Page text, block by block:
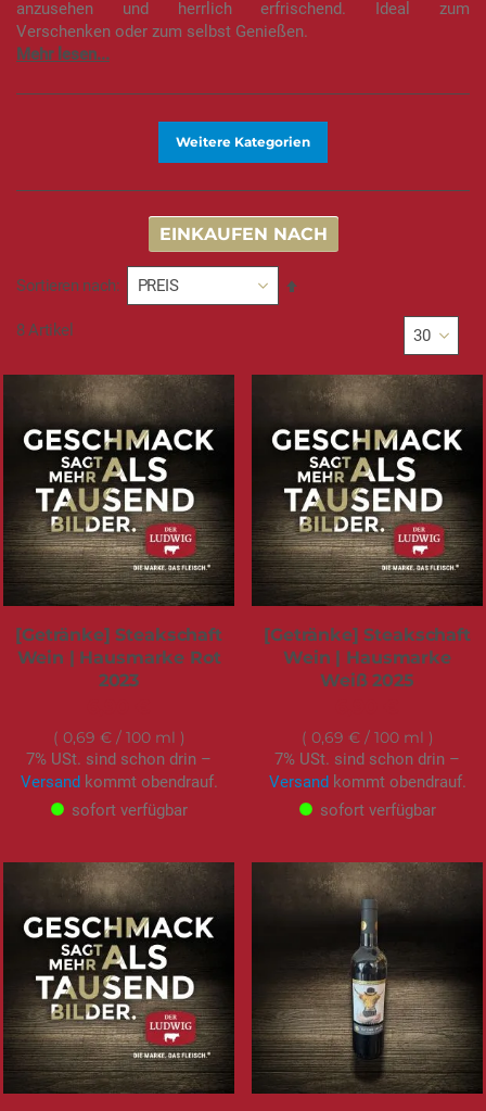
anzusehen und herrlich erfrischend. Ideal zum
Verschenken oder zum selbst Genießen.
Weitere Kategorien
EINKAUFEN NACH
Sortieren nach
In
8Artikel
[Getränke] Steakschaft
Wein | Hausmarke Rot
2023
0,69 €/ 100 ml
7% USt. sind schon drin –
Versandkommt obendrauf.
sofort verfügbar
[Getränke] Steakschaft
Wein | Hausmarke
Weiß 2025
0,69 €/ 100 ml
7% USt. sind schon drin –
Versandkommt obendrauf.
sofort verfügbar